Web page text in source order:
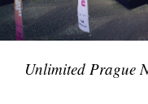
Unlimited Prague